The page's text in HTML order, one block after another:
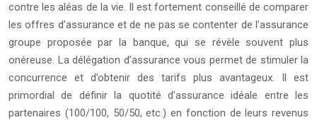
contre les aléas de la vie. Il est fortement conseillé de comparer
les offres d’assurance et de ne pas se contenter de l’assurance
groupe proposée par la banque, qui se révèle souvent plus
onéreuse. La délégation d’assurance vous permet de stimuler la
concurrence et d’obtenir des tarifs plus avantageux. Il est
primordial de définir la quotité d’assurance idéale entre les
partenaires (100/100, 50/50, etc.) en fonction de leurs revenus